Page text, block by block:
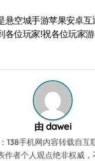
空城手游苹果安卓互
各位玩家!祝各位玩家
由 dawei
：138手机网内容转载自互
作者个人观点绝非权威，